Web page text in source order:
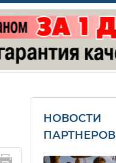
НОВОСТИ
ПАРТНЕРОВ